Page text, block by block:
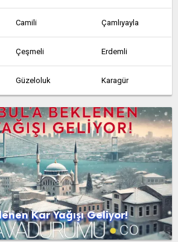
Camili Çamlıyayla
Çeşmeli Erdemli
Güzeloluk Karagür
Masat Mezitli
Silifke Tarsus
Tömük Yaramış
Yenice
Kar Yağışı Geliyor!